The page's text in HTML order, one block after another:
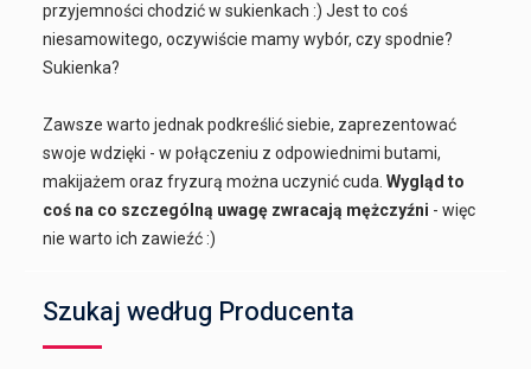
przyjemności chodzić w sukienkach :) Jest to coś
niesamowitego, oczywiście mamy wybór, czy spodnie?
Sukienka?
Zawsze warto jednak podkreślić siebie, zaprezentować
swoje wdzięki - w połączeniu z odpowiednimi butami,
makijażem oraz fryzurą można uczynić cuda.Wygląd to
coś na co szczególną uwagę zwracają mężczyźni - więc
nie warto ich zawieźć :)
Szukaj według Producenta